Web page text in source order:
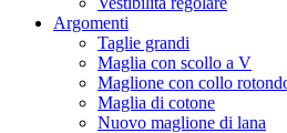
Argomenti
Taglie grandi
Maglia con scollo a V
Maglione con collo
Maglia di cotone
Nuovo maglione di lana